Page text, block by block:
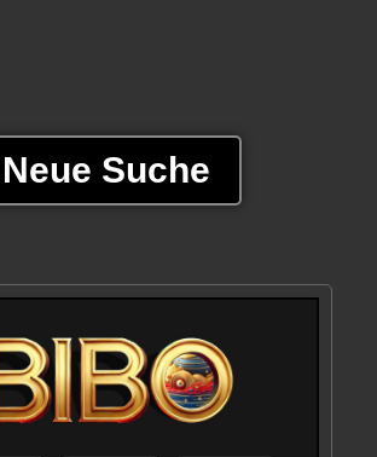
Neue Suche